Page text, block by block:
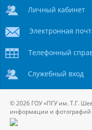
Личный кабинет
Электронная
Телефонный
Служебный вход
© 2026 ГОУ «ПГУ им. Т.Г.
информации и фотографий